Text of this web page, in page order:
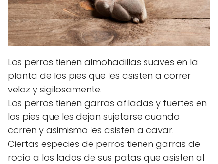
Los perros tienen almohadillas suaves en la
planta de los pies que les asisten a correr
veloz y sigilosamente.
Los perros tienen garras afiladas y fuertes en
los pies que les dejan sujetarse cuando
corren y asimismo les asisten a cavar.
Ciertas especies de perros tienen garras de
rocío a los lados de sus patas que asisten al